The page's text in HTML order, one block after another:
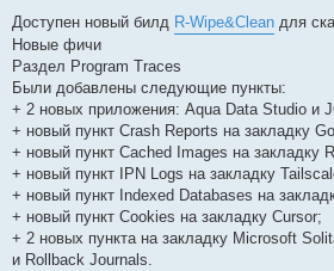
s
Доступен новый билд R-Wipe&Clean для
Новые фичи
Раздел Program Traces
Были добавлены следующие пункты:
+ 2 новых приложения: Aqua Data Studio и
+ новый пункт Crash Reports на закладку
+ новый пункт Cached Images на закладку
+ новый пункт IPN Logs на закладку
+ новый пункт Indexed Databases на
+ новый пункт Cookies на закладку Cursor;
+ 2 новых пункта на закладку Microsoft
и Rollback Journals.